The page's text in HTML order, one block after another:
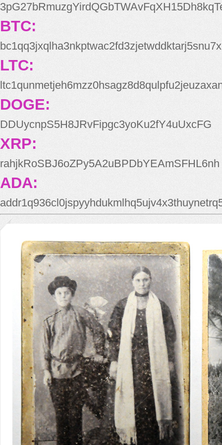
BTC:
bc1qq3jxqlha3nkptwac2fd3zjetwddktarj5snu7x
LTC:
DOGE:
DDUycnpS5H8JRvFipgc3yoKu2fY4uUxcFG
XRP:
rahjkRoSBJ6oZPy5A2uBPDbYEAmSFHL6nh
ADA: